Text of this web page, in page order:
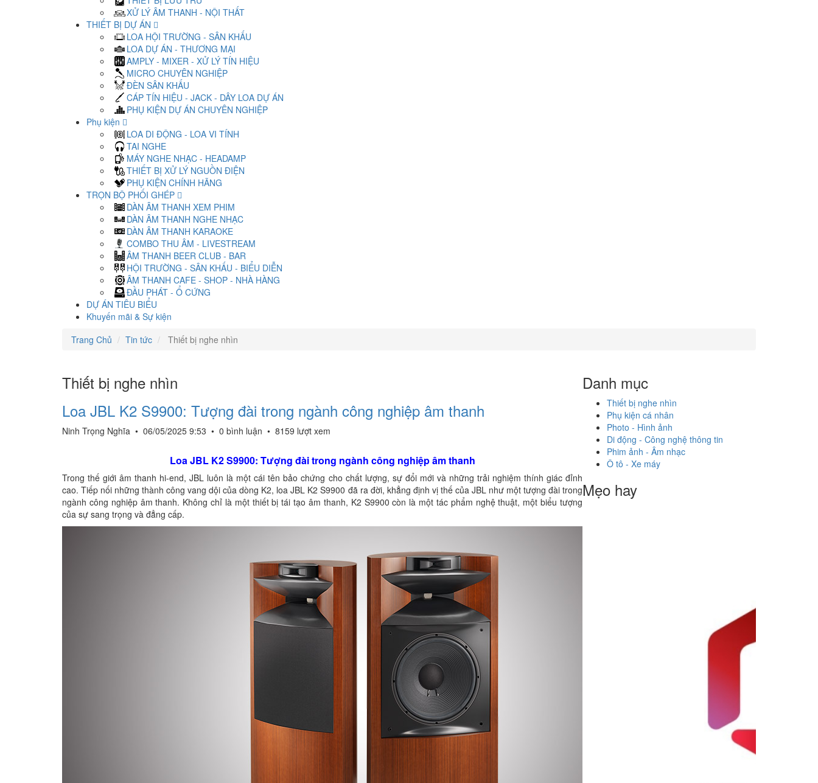
XỬ LÝ ÂM THANH - NỘI THẤT
THIẾT BỊ DỰ ÁN
LOA HỘI TRƯỜNG - SÂN KHẤU
LOA DỰ ÁN - THƯƠNG MẠI
AMPLY - MIXER - XỬ LÝ TÍN HIỆU
MICRO CHUYÊN NGHIỆP
ĐÈN SÂN KHẤU
CÁP TÍN HIỆU - JACK - DÂY LOA DỰ ÁN
PHỤ KIỆN DỰ ÁN CHUYÊN NGHIỆP
Phụ kiện
LOA DI ĐỘNG - LOA VI TÍNH
TAI NGHE
MÁY NGHE NHẠC - HEADAMP
THIẾT BỊ XỬ LÝ NGUỒN ĐIỆN
PHỤ KIỆN CHÍNH HÃNG
TRỌN BỘ PHỐI GHÉP
DÀN ÂM THANH XEM PHIM
DÀN ÂM THANH NGHE NHẠC
DÀN ÂM THANH KARAOKE
COMBO THU ÂM - LIVESTREAM
ÂM THANH BEER CLUB - BAR
HỘI TRƯỜNG - SÂN KHẤU - BIỂU DIỄN
ÂM THANH CAFE - SHOP - NHÀ HÀNG
ĐẦU PHÁT - Ổ CỨNG
DỰ ÁN TIÊU BIỂU
Khuyến mãi & Sự kiện
Trang Chủ
Tin tức Thiết bị nghe nhìn
Thiết bị nghe nhìn
Loa JBL K2 S9900: Tượng đài trong ngành công nghiệp âm thanh
Ninh Trọng Nghĩa • 06/05/2025 9:53 • 0 bình luận • 8159 lượt xem
Loa JBL K2 S9900: Tượng đài trong ngành công nghiệp âm thanh
Trong thế giới âm thanh hi-end, JBL luôn là một cái tên bảo chứng cho chất lượng, sự đổi mới và những trải nghiệm thính giác đỉnh
cao. Tiếp nối những thành công vang dội của dòng K2, loa JBL K2 S9900 đã ra đời, khẳng định vị thế của JBL như một tượng đài trong
ngành công nghiệp âm thanh. Không chỉ là một thiết bị tái tạo âm thanh, K2 S9900 còn là một tác phẩm nghệ thuật, một biểu tượng
của sự sang trọng và đẳng cấp.
Danh mục
Thiết bị nghe nhìn
Phụ kiện cá nhân
Photo - Hình ảnh
Di động - Công nghệ thông tin
Phim ảnh - Âm nhạc
Ô tô - Xe máy
Mẹo hay